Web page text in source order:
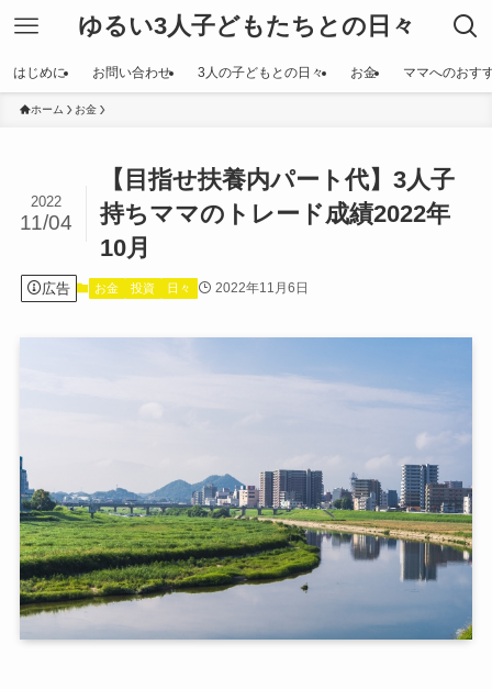
ゆるい3人子どもたちとの日々
はじめに お問い合わせ 3人の子どもとの日々 お金 ママへのおす
ホーム お金
【目指せ扶養内パート代】3人子
持ちママのトレード成績2022年
10月
2022
11/04
広告 お金 投資 日々 2022年11月6日